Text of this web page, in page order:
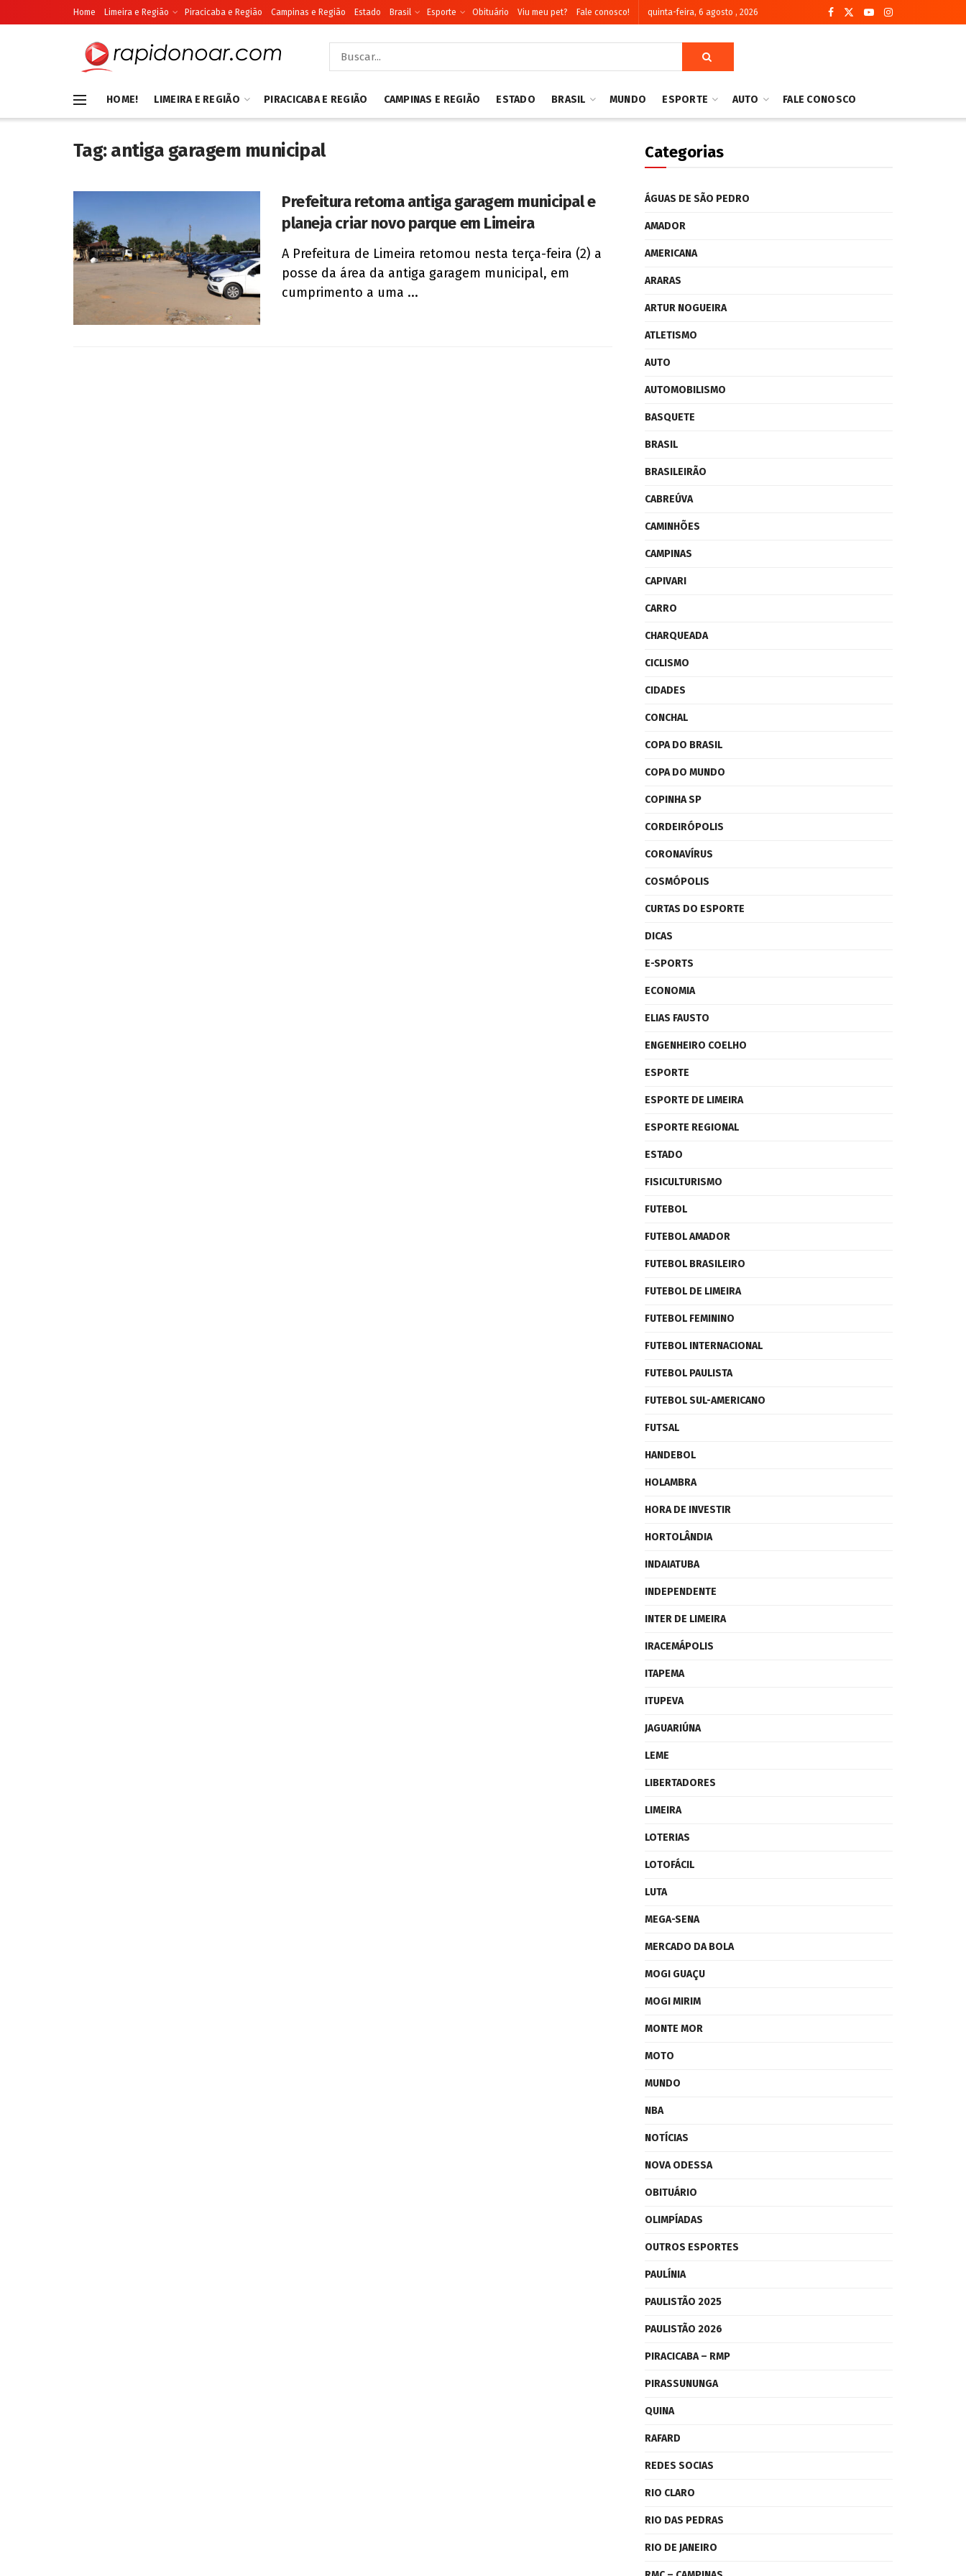
Home Limeira e Região Piracicaba e Região Campinas e Região Estado Brasil Esporte Obituário Viu meu pet? Fale conosco! quinta-feira, 6 agosto , 2026
HOME! LIMEIRA E REGIÃO PIRACICABA E REGIÃO CAMPINAS E REGIÃO ESTADO BRASIL MUNDO ESPORTE AUTO FALE CONOSCO
Tag:antiga garagem municipal
Prefeitura retoma antiga garagem municipal e
planeja criar novo parque em Limeira
A Prefeitura de Limeira retomou nesta terça-feira (2) a
posse da área da antiga garagem municipal, em
cumprimento a uma ...
Categorias
ÁGUAS DE SÃO PEDRO
AMADOR
AMERICANA
ARARAS
ARTUR NOGUEIRA
ATLETISMO
AUTO
AUTOMOBILISMO
BASQUETE
BRASIL
BRASILEIRÃO
CABREÚVA
CAMINHÕES
CAMPINAS
CAPIVARI
CARRO
CHARQUEADA
CICLISMO
CIDADES
CONCHAL
COPA DO BRASIL
COPA DO MUNDO
COPINHA SP
CORDEIRÓPOLIS
CORONAVÍRUS
COSMÓPOLIS
CURTAS DO ESPORTE
DICAS
E-SPORTS
ECONOMIA
ELIAS FAUSTO
ENGENHEIRO COELHO
ESPORTE
ESPORTE DE LIMEIRA
ESPORTE REGIONAL
ESTADO
FISICULTURISMO
FUTEBOL
FUTEBOL AMADOR
FUTEBOL BRASILEIRO
FUTEBOL DE LIMEIRA
FUTEBOL FEMININO
FUTEBOL INTERNACIONAL
FUTEBOL PAULISTA
FUTEBOL SUL-AMERICANO
FUTSAL
HANDEBOL
HOLAMBRA
HORA DE INVESTIR
HORTOLÂNDIA
INDAIATUBA
INDEPENDENTE
INTER DE LIMEIRA
IRACEMÁPOLIS
ITAPEMA
ITUPEVA
JAGUARIÚNA
LEME
LIBERTADORES
LIMEIRA
LOTERIAS
LOTOFÁCIL
LUTA
MEGA-SENA
MERCADO DA BOLA
MOGI GUAÇU
MOGI MIRIM
MONTE MOR
MOTO
MUNDO
NBA
NOTÍCIAS
NOVA ODESSA
OBITUÁRIO
OLIMPÍADAS
OUTROS ESPORTES
PAULÍNIA
PAULISTÃO 2025
PAULISTÃO 2026
PIRACICABA – RMP
PIRASSUNUNGA
QUINA
RAFARD
REDES SOCIAS
RIO CLARO
RIO DAS PEDRAS
RIO DE JANEIRO